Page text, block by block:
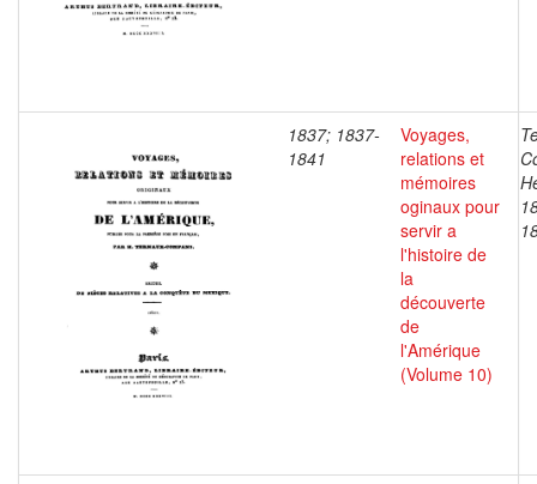
1837; 1837-
1841
Voyages,
relations et
mémoires
oginaux pour
servir a
l'histoire de
la
découverte
de
l'Amérique
(Volume 10)